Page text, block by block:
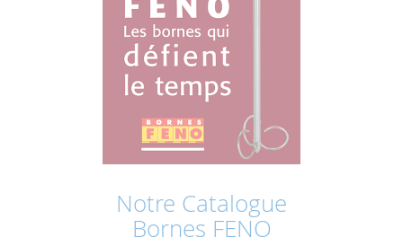
Notre Catalogue
Bornes FENO